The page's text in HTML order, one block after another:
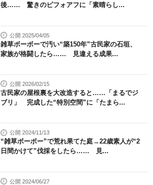
後…… 驚きのビフォアフに「素晴らし...
公開 2025/04/05
雑草ボーボーで汚い“築150年”古民家の石垣、
家族が格闘したら…… 見違える成果...
公開 2026/02/15
古民家の屋根裏を大改造すると……「まるでジ
ブリ」 完成した“特別空間”に「たまら...
公開 2024/11/13
“雑草ボーボー”で荒れ果てた庭→22歳素人が“2
日間かけて”伐採をしたら…… 見...
公開 2024/06/27